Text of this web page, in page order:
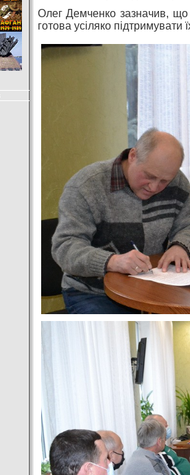
Олег Демченко зазначив, що
готова усіляко підтримувати